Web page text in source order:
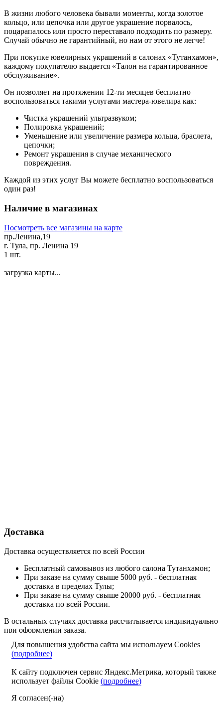
В жизни любого человека бывали моменты, когда золотое
кольцо, или цепочка или другое украшение порвалось,
поцарапалось или просто переставало подходить по размеру.
Случай обычно не гарантийный, но нам от этого не легче!
При покупке ювелирных украшений в салонах «Тутанхамон»,
каждому покупателю выдается «Талон на гарантированное
обслуживание».
Он позволяет на протяжении 12-ти месяцев бесплатно
воспользоваться такими услугами мастера-ювелира как:
Чистка украшений ультразвуком;
Полировка украшений;
Уменьшение или увеличение размера кольца, браслета,
цепочки;
Ремонт украшения в случае механического
повреждения.
Каждой из этих услуг Вы можете бесплатно воспользоваться
один раз!
Наличие в магазинах
Посмотреть все магазины на карте
пр.Ленина,19
г. Тула, пр. Ленина 19
1 шт.
загрузка карты...
Доставка
Доставка осуществляется по всей России
Бесплатный самовывоз из любого салона Тутанхамон;
При заказе на сумму свыше 5000 руб. - бесплатная
доставка в пределах Тулы;
При заказе на сумму свыше 20000 руб. - бесплатная
доставка по всей России.
В остальных случаях доставка рассчитывается индивидуально
при оформлении заказа.
Подробнее о доставке
Наличными или картой при получении в одном из
салонов «Тутанхамон»;
Онлайн на сайте при других способах доставки.
Для повышения удобства сайта мы используем Cookies
(подробнее)
К сайту подключен сервис Яндекс.Метрика, который также
использует файлы Cookie (подробнее)
Я согласен(-на)